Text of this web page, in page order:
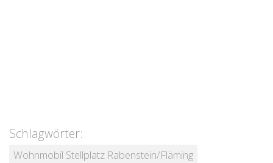
Schlagwörter:
Wohnmobil Stellplatz Rabenstein/Fläming